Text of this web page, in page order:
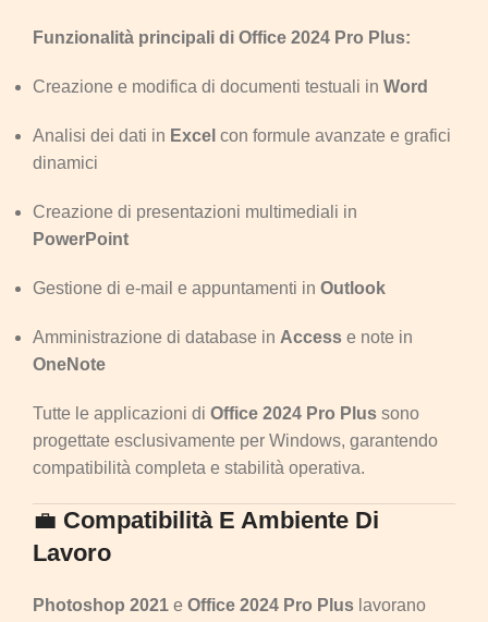
Funzionalità principali di Office 2024 Pro Plus:
Creazione e modifica di documenti testuali in Word
Analisi dei dati in Excel con formule avanzate e grafici
dinamici
Creazione di presentazioni multimediali in
PowerPoint
Gestione di e-mail e appuntamenti in Outlook
Amministrazione di database in Access e note in
OneNote
Tutte le applicazioni di Office 2024 Pro Plus sono
progettate esclusivamente per Windows, garantendo
compatibilità completa e stabilità operativa.
💼 Compatibilità E Ambiente Di
Lavoro
Photoshop 2021 e Office 2024 Pro Plus lavorano